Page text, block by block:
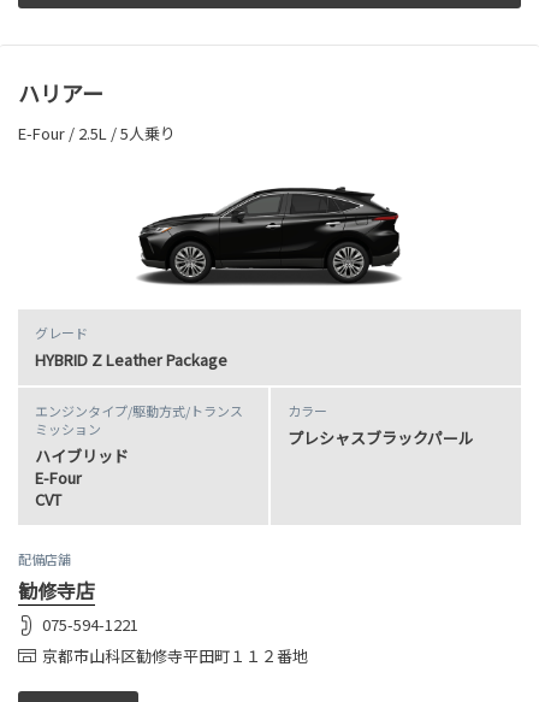
ハリアー
E-Four / 2.5L / 5人乗り
グレード
HYBRID Z Leather Package
エンジンタイプ/駆動方式/トランス
ミッション
ハイブリッド
E-Four
CVT
カラー
プレシャスブラックパール
配備店舗
勧修寺店
075-594-1221
京都市山科区勧修寺平田町１１２番地